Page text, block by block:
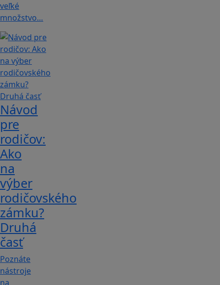
veľké
množstvo…
Návod
pre
rodičov:
Ako
na
výber
rodičovského
zámku?
Druhá
časť
Poznáte
nástroje
na